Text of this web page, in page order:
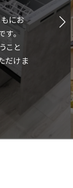
にお
。
こと
だけま